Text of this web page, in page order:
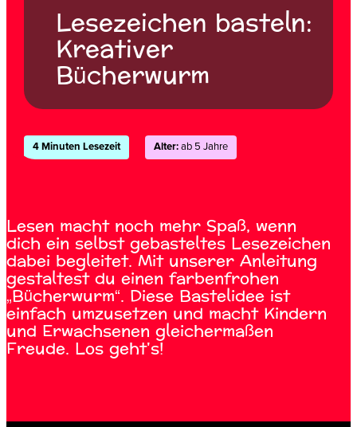
Lesezeichen basteln:
Kreativer
Bücherwurm
4 Minuten Lesezeit Alter: ab 5 Jahre
Lesen macht noch mehr Spaß, wenn
dich ein selbst gebasteltes Lesezeichen
dabei begleitet. Mit unserer Anleitung
gestaltest du einen farbenfrohen
„Bücherwurm“. Diese Bastelidee ist
einfach umzusetzen und macht Kindern
und Erwachsenen gleichermaßen
Freude. Los geht's!